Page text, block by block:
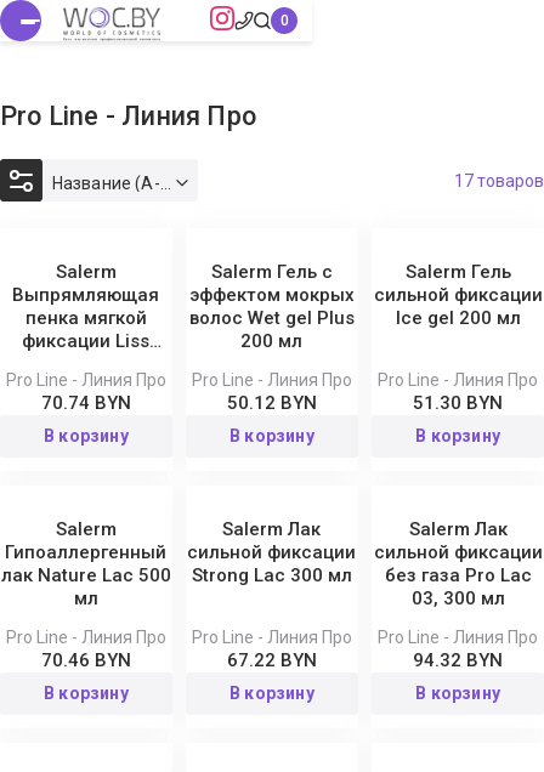
Pro Line - Линия Про
17 товаров
Salerm
Выпрямляющая
пенка мягкой
фиксации Liss
Pro Line - Линия Про
70.74 BYN
В корзину
Salerm Гель с
эффектом мокрых
волос Wet gel Plus
200 мл
Pro Line - Линия Про
50.12 BYN
В корзину
Salerm Гель
сильной фиксации
Ice gel 200 мл
Pro Line - Линия Про
51.30 BYN
В корзину
Salerm
Гипоаллергенный
лак Nature Lac 500
мл
Pro Line - Линия Про
70.46 BYN
В корзину
Salerm Лак
сильной фиксации
Strong Lac 300 мл
Pro Line - Линия Про
67.22 BYN
В корзину
Salerm Лак
сильной фиксации
без газа Pro Lac
03, 300 мл
Pro Line - Линия Про
94.32 BYN
В корзину